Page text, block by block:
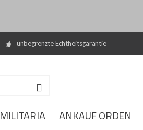
unbegrenzte Echtheitsgarantie
MILITARIA ANKAUF ORDEN